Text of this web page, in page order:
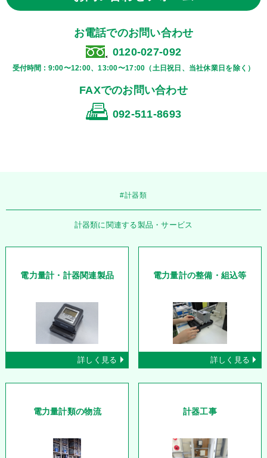
お電話でのお問い合わせ
0120-027-092
受付時間 : 9:00〜12:00、13:00〜17:00（土日祝日、当社休業日を除く）
FAXでのお問い合わせ
092-511-8693
#計器類
計器類に関連する製品・サービス
電力量計・計器関連製品
詳しく見る
電力量計の整備・組込等
詳しく見る
電力量計類の物流 計器工事